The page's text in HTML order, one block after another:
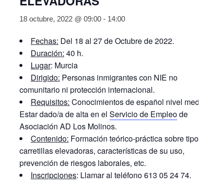
18 octubre, 2022 @ 09:00 - 14:00
Fechas: Del 18 al 27 de Octubre de 2022.
Duración: 40 h.
Lugar: Murcia
Dirigido: Personas inmigrantes con NIE no
comunitario ni protección internacional.
Requisitos: Conocimientos de español nivel medio.
Estar dado/a de alta en el Servicio de Empleode
Asociación AD Los Molinos.
Contenido: Formación teórico-práctica sobre tipos de
carretillas elevadoras, características de su uso,
prevención de riesgos laborales, etc.
Inscripciones: Llamar al teléfono 613 05 24 74.